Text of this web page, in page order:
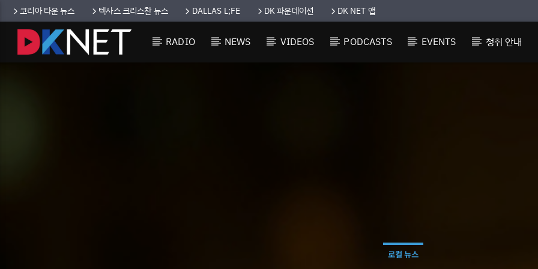
코리아 타운 뉴스 텍사스 크리스찬 뉴스 DALLAS L;FE DK 파운데이션 DK NET 앱
RADIO NEWS VIDEOS PODCASTS EVENTS 청취 안내
로컬 뉴스